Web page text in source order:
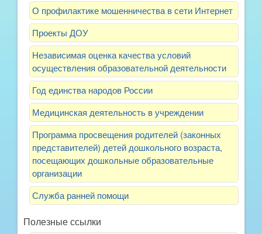
О профилактике мошенничества в сети Интернет
Проекты ДОУ
Независимая оценка качества условий
осуществления образовательной деятельности
Год единства народов России
Медицинская деятельность в учреждении
Программа просвещения родителей (законных
представителей) детей дошкольного возраста,
посещающих дошкольные образовательные
организации
Служба ранней помощи
Полезные ссылки